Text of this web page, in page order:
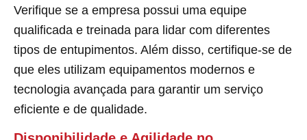
Verifique se a empresa possui uma equipe
qualificada e treinada para lidar com diferentes
tipos de entupimentos. Além disso, certifique-se de
que eles utilizam equipamentos modernos e
tecnologia avançada para garantir um serviço
eficiente e de qualidade.